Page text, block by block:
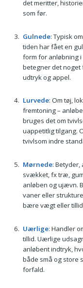
det meritter,
som før.
Gulnede: Typisk
tiden har fået en
form for anløbning
betegner det noget
udtryk og appel.
Lurvede: Om tøj,
fremtoning –
bruges det om
uappetitlig tilgang.
tvivlsom indre
Mørnede: Betyder,
svækket, fx træ,
anløben og ujævn.
vaner eller
bære vægt eller
Uærlige: Handler
tillid. Uærlige
anløbent indtryk,
både små og store
forfald.